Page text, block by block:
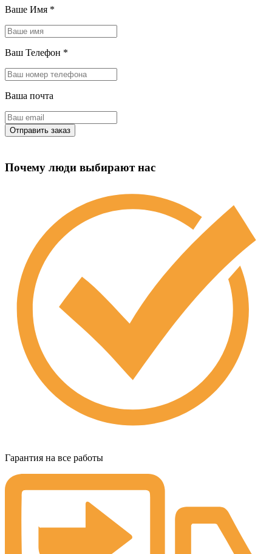
Ваше Имя *
Ваш Телефон *
Ваша почта
Почему люди выбирают нас
Гарантия на все работы